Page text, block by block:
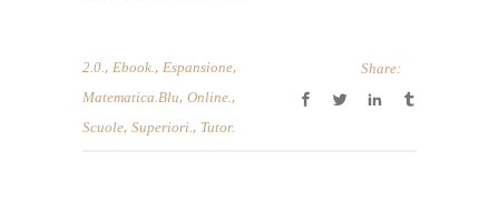
2.0., Ebook., Espansione,
Matematica.Blu, Online.,
Scuole, Superiori., Tutor.
Share: